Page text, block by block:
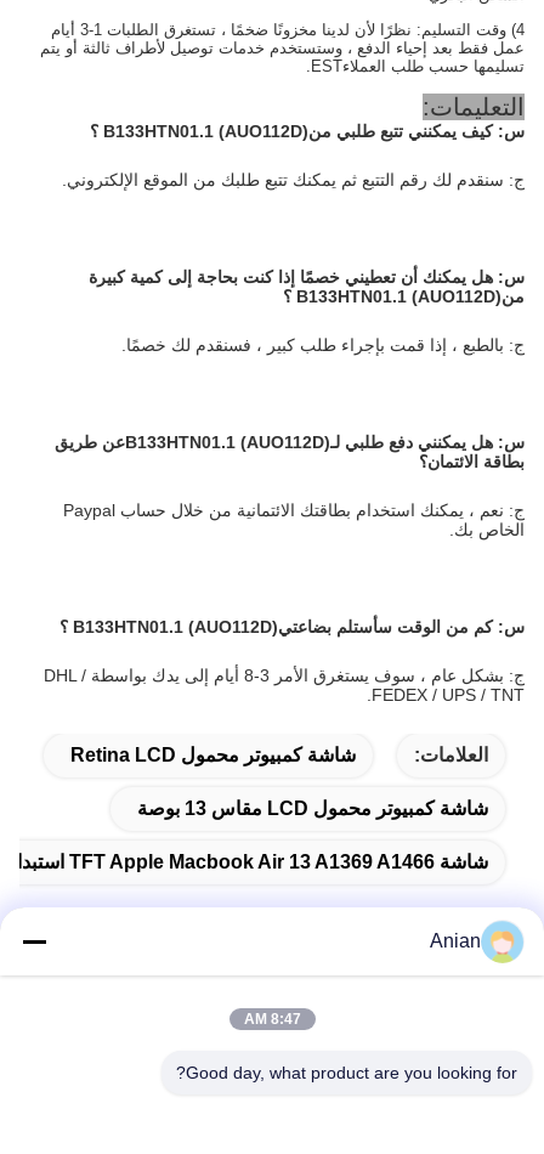
4) وقت التسليم: نظرًا لأن لدينا مخزونًا ضخمًا ، تستغرق الطلبات 1-3 أيام
عمل فقط بعد إحياء الدفع ، وستستخدم خدمات توصيل لأطراف ثالثة أو يتم
تسليمها حسب طلب العملاءEST.
التعليمات:
س: كيف يمكنني تتبع طلبي منB133HTN01.1 (AUO112D) ؟
ج: سنقدم لك رقم التتبع ثم يمكنك تتبع طلبك من الموقع الإلكتروني.
س: هل يمكنك أن تعطيني خصمًا إذا كنت بحاجة إلى كمية كبيرة
منB133HTN01.1 (AUO112D) ؟
ج: بالطبع ، إذا قمت بإجراء طلب كبير ، فسنقدم لك خصمًا.
س: هل يمكنني دفع طلبي لـB133HTN01.1 (AUO112D)عن طريق
بطاقة الائتمان؟
ج: نعم ، يمكنك استخدام بطاقتك الائتمانية من خلال حساب Paypal
الخاص بك.
س: كم من الوقت سأستلم بضاعتيB133HTN01.1 (AUO112D) ؟
ج: بشكل عام ، سوف يستغرق الأمر 3-8 أيام إلى يدك بواسطة DHL /
FEDEX / UPS / TNT.
العلامات: شاشة كمبيوتر محمول Retina LCD
شاشة كمبيوتر محمول LCD مقاس 13 بوصة
شاشة TFT Apple Macbook Air 13 A1369 A1466 استبدال شاشة الكمبيوتر المحمول LED LCD
العنوان
Anian
8:47 AM
Good day, what product are you looking for?